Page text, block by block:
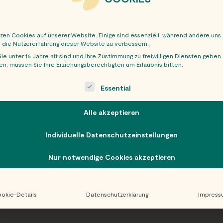
Cookies auf unserer Website. Einige sind essenziell, während andere uns
Nutzererfahrung dieser Website zu verbessern.
unter 16 Jahre alt sind und Ihre Zustimmung zu freiwilligen Diensten geben
müssen Sie Ihre Erziehungsberechtigten um Erlaubnis bitten.
is a list of service groups for which consent can be
Essential
Alle akzeptieren
Individuelle Datenschutzeinstellungen
Nur notwendige Cookies akzeptieren
Details Datenschutzerklärung